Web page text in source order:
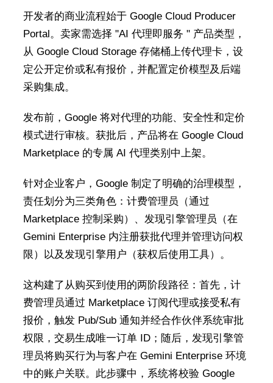
开发者的商业流程始于 Google Cloud Producer
Portal。卖家需选择 "AI 代理即服务 " 产品类型，
从 Google Cloud Storage 存储桶上传代理卡，设
定公开定价或私有报价，并配置定价模型及后端
采购集成。
发布前，Google 将对代理的功能、安全性和定价
模式进行审核。获批后，产品将在 Google Cloud
Marketplace 的专属 AI 代理类别中上架。
针对企业客户，Google 制定了明确的治理模型，
责任划分为三类角色：计费管理员（通过
Marketplace 控制采购）、发现引擎管理员（在
Gemini Enterprise 内注册获批代理并管理访问权
限）以及发现引擎用户（获权后使用工具）。
这构建了从购买到使用的两阶段路径：首先，计
费管理员通过 Marketplace 订阅代理或接受私有
报价，触发 Pub/Sub 通知并经合作伙伴系统审批
权限，交易生成唯一订单 ID；随后，发现引擎管
理员将购买行为与客户在 Gemini Enterprise 环境
中的账户关联。此步骤中，系统将校验 Google